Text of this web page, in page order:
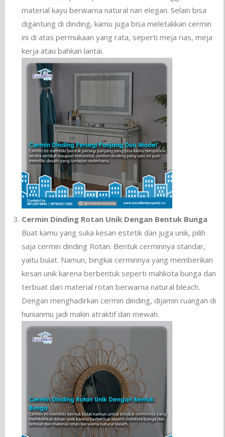
material kayu berwarna natural nan elegan. Selain bisa
digantung di dinding, kamu juga bisa meletakkan cermin
ini di atas permukaan yang rata, seperti meja rias, meja
kerja atau bahkan lantai.
Cermin Dinding Rotan Unik Dengan Bentuk Bunga
Buat kamu yang suka kesan estetik dan juga unik, pilih
saja cermin dinding Rotan. Bentuk cerminnya standar,
yaitu bulat. Namun, bingkai cerminnya yang memberikan
kesan unik karena berbentuk seperti mahkota bunga dan
terbuat dari material rotan berwarna natural bleach.
Dengan menghadirkan cermin dinding, dijamin ruangan di
hunianmu jadi makin atraktif dan mewah.